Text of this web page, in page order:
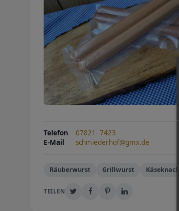
Telefon
07821- 7423
E-Mail
schmiederhof@gmx.de
Räuberwurst Grillwurst
TEILEN